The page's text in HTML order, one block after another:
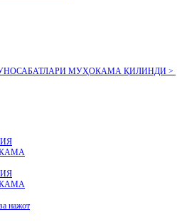
МУҲОКАМА ҚИЛИНДИ >
нажот